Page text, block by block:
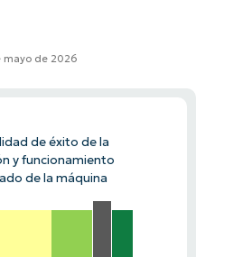
mayo de 2026
de éxito de la
y funcionamiento
de la máquina